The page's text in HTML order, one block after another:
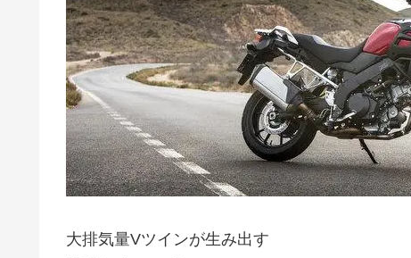
大排気量Vツインが生み出す